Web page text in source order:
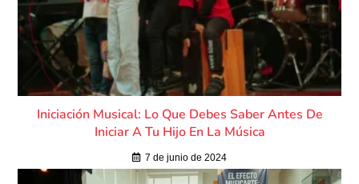
Iniciación Musical: Lo Que Debes Saber Antes De
Iniciar A Tu Hijo En La Música
7 de junio de 2024